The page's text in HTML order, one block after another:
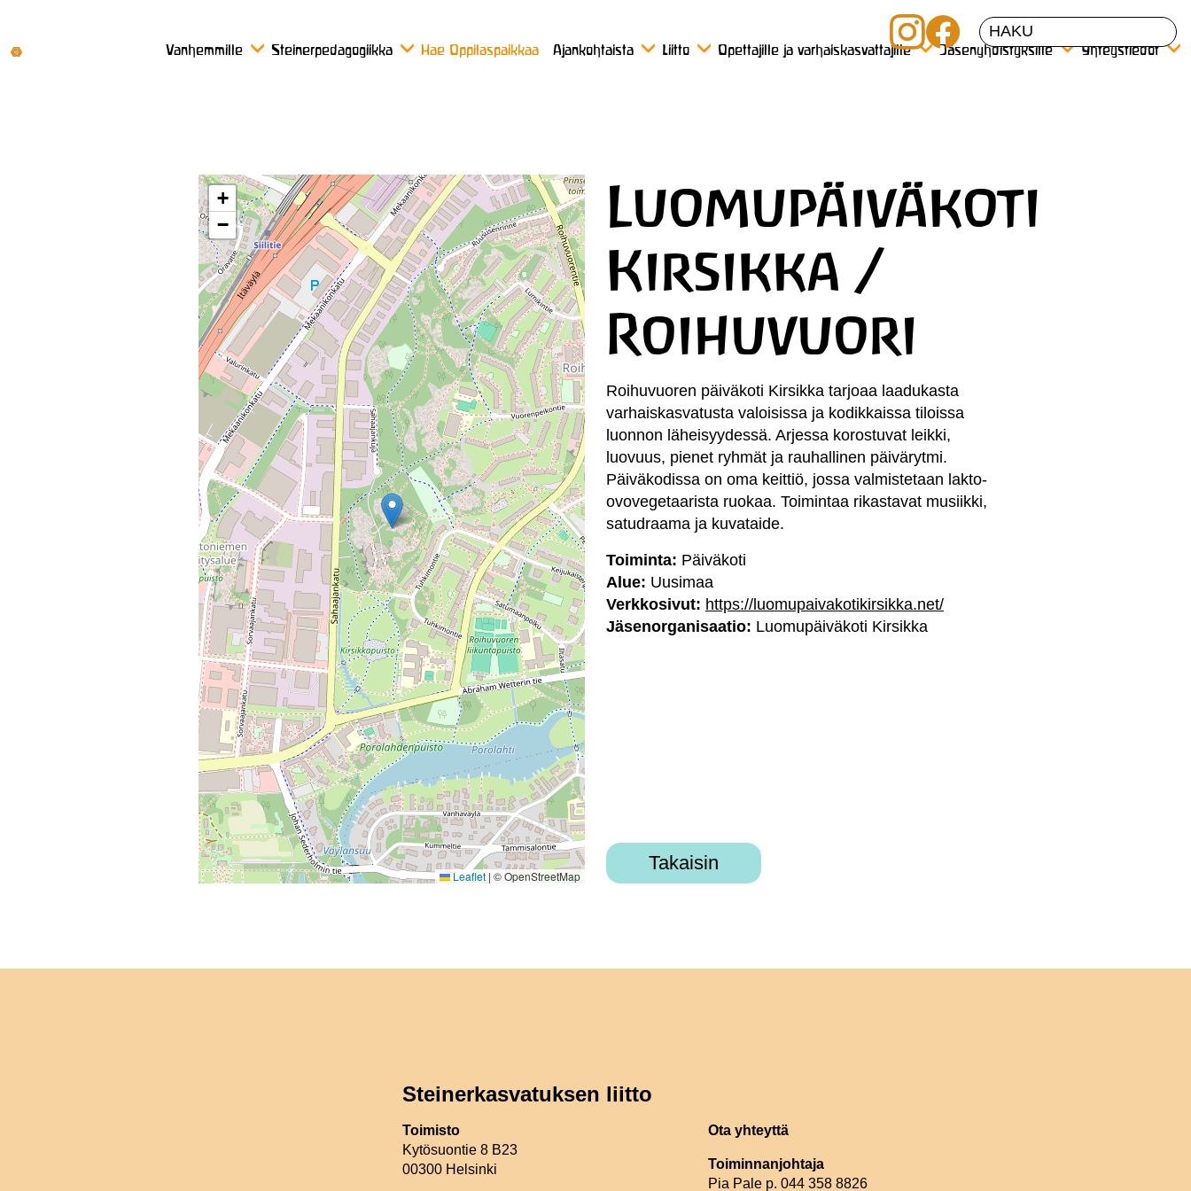
Vanhemmille Steinerpedagogiikka Hae Oppilaspaikkaa Ajankohtaista Liitto Opettajille ja varhaiskasvattajille Jäsenyhdistyksille Yhteystiedot
+
−
Leaflet | © OpenStreetMap
Luomupäiväkoti
Kirsikka /
Roihuvuori
Roihuvuoren päiväkoti Kirsikka tarjoaa laadukasta
varhaiskasvatusta valoisissa ja kodikkaissa tiloissa
luonnon läheisyydessä. Arjessa korostuvat leikki,
luovuus, pienet ryhmät ja rauhallinen päivärytmi.
Päiväkodissa on oma keittiö, jossa valmistetaan lakto-
ovovegetaarista ruokaa. Toimintaa rikastavat musiikki,
satudraama ja kuvataide.
Toiminta: Päiväkoti
Alue: Uusimaa
Verkkosivut: https://luomupaivakotikirsikka.net/
Jäsenorganisaatio: Luomupäiväkoti Kirsikka
Takaisin
Steinerkasvatuksen liitto
Toimisto
Kytösuontie 8 B23
00300 Helsinki
Ota yhteyttä
Toiminnanjohtaja
Pia Pale p. 044 358 8826